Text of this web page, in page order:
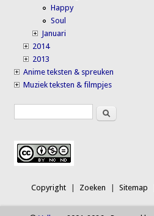
Happy
Soul
Januari
2014
2013
Anime teksten & spreuken
Muziek teksten & filmpjes
Search formSearch
Copyright Zoeken Sitemap